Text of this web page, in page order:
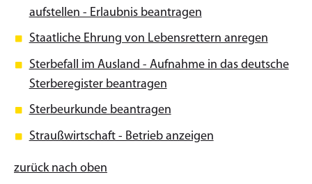
aufstellen - Erlaubnis beantragen
Staatliche Ehrung von Lebensrettern anregen
Sterbefall im Ausland - Aufnahme in das deutsche
Sterberegister beantragen
Sterbeurkunde beantragen
Straußwirtschaft - Betrieb anzeigen
zurück nach oben